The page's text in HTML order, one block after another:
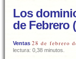
Los
de Febrero
Ventas 28 de febrero
lectura: 0,38 minutos.